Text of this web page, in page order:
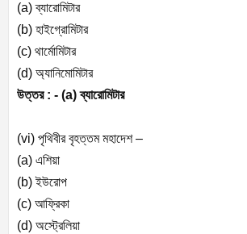
(a) ব্যারোমিটার
(b) হাইগ্রোমিটার
(c) থার্মোমিটার
(d) অ্যানিমোমিটার
উত্তর : - (a) ব্যারোমিটার
(vi) পৃথিবীর বৃহত্তম মহাদেশ –
(a) এশিয়া
(b) ইউরোপ
(c) আফ্রিকা
(d) অস্ট্রেলিয়া